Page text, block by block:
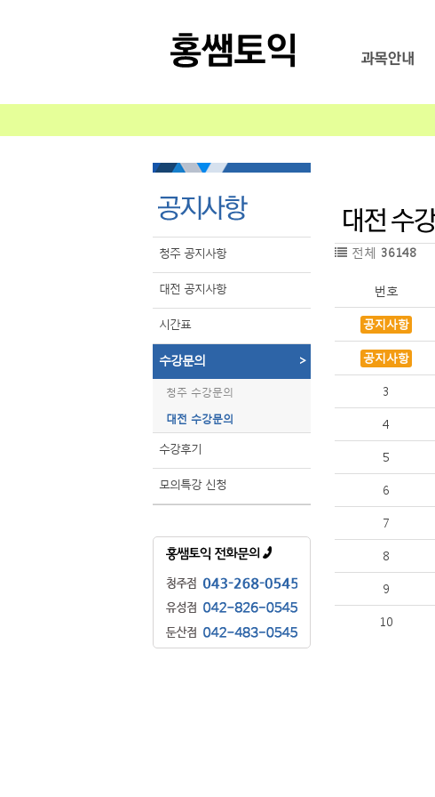
청주 공지사항
대전 공지사항
시간표
수강문의 >
청주 수강문의
대전 수강문의
수강후기
모의특강 신청
전체 36148
번호
공지사항
공지사항
3
4
5
6
7
8
9
10